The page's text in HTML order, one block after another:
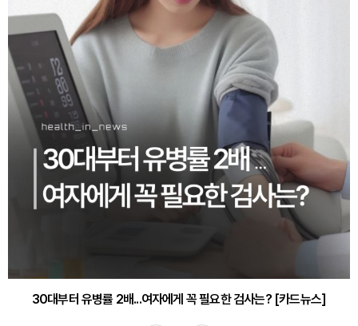
30대부터 유병률 2배...여자에게 꼭 필요한 검사는? [카드뉴스]